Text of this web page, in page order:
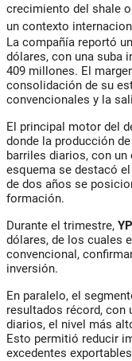
crecimiento del shale
un contexto
La compañía reportó
dólares, con una suba
409 millones. El
consolidación de su
convencionales y la
El principal motor del
donde la producción
barriles diarios, con un
esquema se destacó
de dos años se
formación.
Durante el trimestre,
dólares, de los cuales
convencional,
inversión.
En paralelo, el
resultados récord, con
diarios, el nivel más
Esto permitió reducir
excedentes